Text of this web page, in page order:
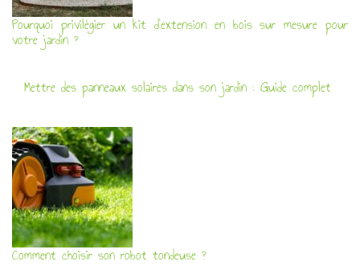
Pourquoi privilégier un kit d’extension en bois sur mesure pour
votre jardin ?
Mettre des panneaux solaires dans son jardin : Guide complet
Comment choisir son robot tondeuse ?